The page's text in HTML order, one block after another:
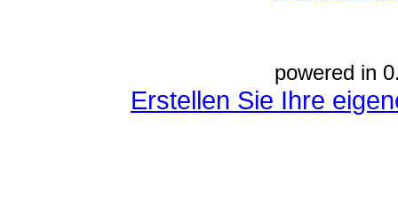
powered in
Erstellen Sie Ihre